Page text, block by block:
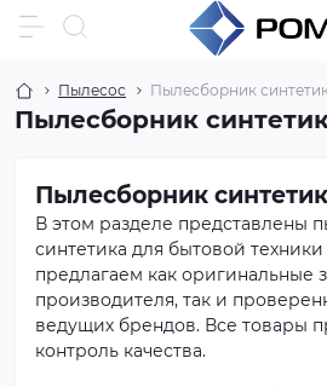
Пылесос Пылесборник
Пылесборник
Пылесборник
В этом разделе представлены
синтетика для бытовой техники
предлагаем как оригинальные
производителя, так и
ведущих брендов. Все товары
контроль качества.